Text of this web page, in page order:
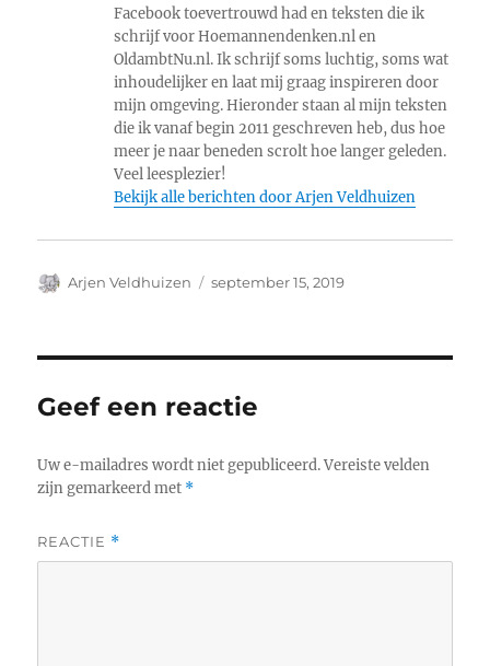
Facebook toevertrouwd had en teksten die ik
schrijf voor Hoemannendenken.nl en
OldambtNu.nl. Ik schrijf soms luchtig, soms wat
inhoudelijker en laat mij graag inspireren door
mijn omgeving. Hieronder staan al mijn teksten
die ik vanaf begin 2011 geschreven heb, dus hoe
meer je naar beneden scrolt hoe langer geleden.
Veel leesplezier!
Bekijk alle berichten door Arjen Veldhuizen
Auteur
Arjen Veldhuizen
Geplaatst
september 15, 2019
Geef een reactie
Uw e-mailadres wordt niet gepubliceerd. Vereiste velden
zijn gemarkeerd met *
REACTIE *